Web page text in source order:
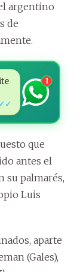
argentino
de
✓✓
1
que
antes el
su palmarés,
Luis
aparte
(Gales),